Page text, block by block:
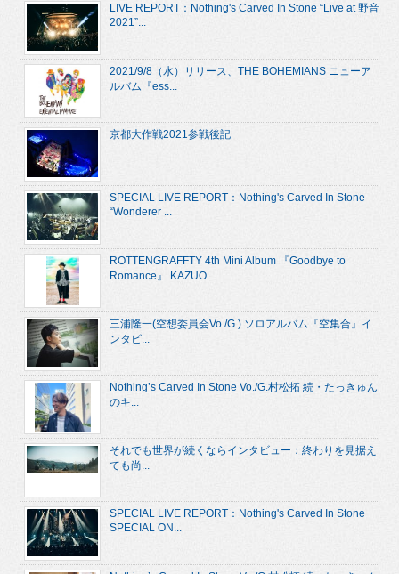
LIVE REPORT：Nothing's Carved In Stone “Live at 野音
2021”...
2021/9/8（水）リリース、THE BOHEMIANS ニューア
ルバム『ess...
京都大作戦2021参戦後記
SPECIAL LIVE REPORT：Nothing's Carved In Stone
“Wonderer ...
ROTTENGRAFFTY 4th Mini Album 『Goodbye to
Romance』 KAZUO...
三浦隆一(空想委員会Vo./G.) ソロアルバム『空集合』イ
ンタビ...
Nothing’s Carved In Stone Vo./G.村松拓 続・たっきゅん
のキ...
それでも世界が続くならインタビュー：終わりを見据え
ても尚...
SPECIAL LIVE REPORT：Nothing's Carved In Stone
SPECIAL ON...